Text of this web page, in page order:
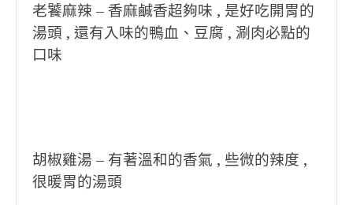
老饕麻辣 – 香麻鹹香超夠味 , 是好吃開胃的
湯頭 , 還有入味的鴨血、豆腐 , 涮肉必點的
口味
胡椒雞湯 – 有著溫和的香氣 , 些微的辣度 ,
很暖胃的湯頭